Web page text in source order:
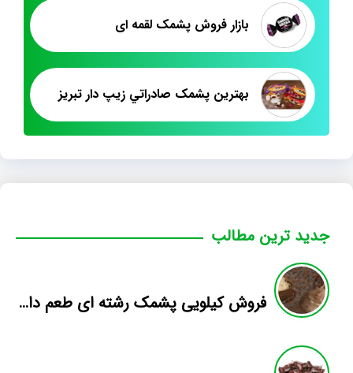
بازار فروش پشمک لقمه ای
بهترين پشمک صادراتي زيپ دار تبريز
جدید ترین مطالب
فروش کیلویی پشمک رشته ای طعم دار میوه